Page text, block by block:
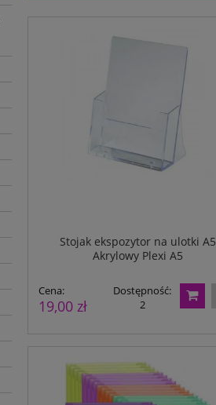
Stojak ekspozytor na ulotki A5
Akrylowy Plexi A5
Cena:
19,00 zł
Dostępność:
2